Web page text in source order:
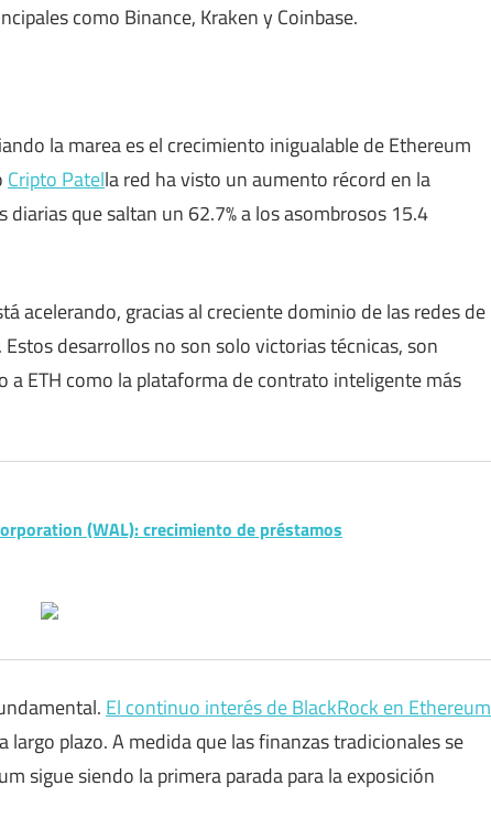
como Binance, Kraken y Coinbase.
la marea es el crecimiento inigualable de Ethereum
Cripto Patella red ha visto un aumento récord en la
que saltan un 62.7% a los asombrosos 15.4
acelerando, gracias al creciente dominio de las redes de
desarrollos no son solo victorias técnicas, son
ETH como la plataforma de contrato inteligente más
(WAL): crecimiento de préstamos
El continuo interés de BlackRock en Ethereum
plazo. A medida que las finanzas tradicionales se
sigue siendo la primera parada para la exposición